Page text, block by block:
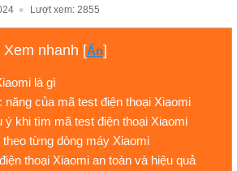
Lượt xem: 2855
Xem nhanh [Ẩn]
là gì
của mã test điện thoại Xiaomi
ý khi tìm mã test điện thoại Xiaomi
từng dòng máy Xiaomi
thoại Xiaomi an toàn và hiệu quả